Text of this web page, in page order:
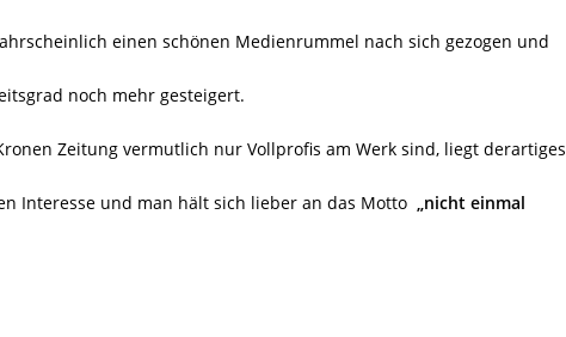
einen schönen Medienrummel nach sich gezogen und
noch mehr gesteigert.
Zeitung vermutlich nur Vollprofis am Werk sind, liegt derartiges
Interesse und man hält sich lieber an das Motto „nicht einmal